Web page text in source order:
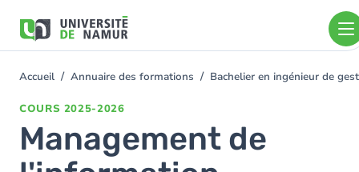
contenu
You
Accueil Annuaire des formations Bachelier en ingénieur de
COURS 2025-2026
Management de